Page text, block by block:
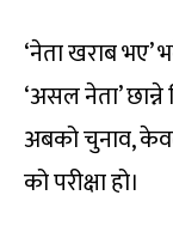
‘नेता खराब भए’
‘असल नेता’ छान्ने
अबको चुनाव,
को परीक्षा हो।